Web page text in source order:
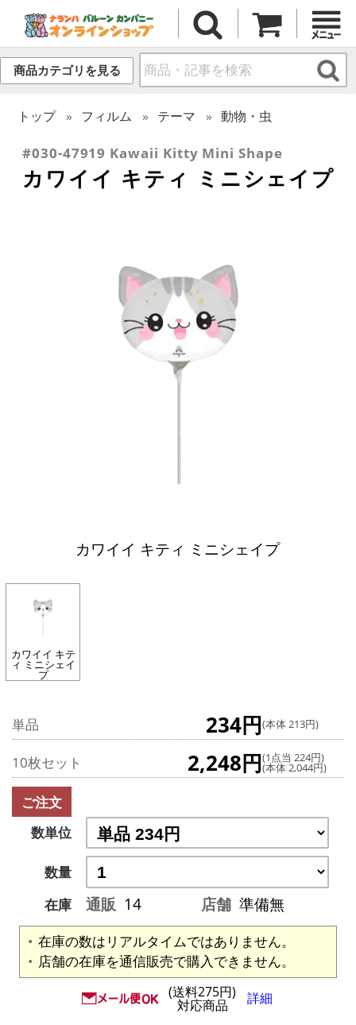
商品カテゴリを見る
トップ フィルム テーマ 動物・虫
#030-47919 Kawaii Kitty Mini Shape
カワイイ キティ ミニシェイプ
カワイイ キティ ミニシェイプ
カワイイ キテ
ィ ミニシェイ
プ
単品 234円(本体 213円)
10枚セット 2,248円(1点当 224円)
(本体 2,044円)
ご注文
数単位
数量
在庫
通販 14 店舗 準備無
在庫の数はリアルタイムではありません。
店舗の在庫を通信販売で購入できません。
(送料275円)
対応商品 詳細